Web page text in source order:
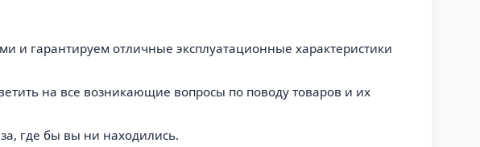
и гарантируем отличные эксплуатационные характеристики
на все возникающие вопросы по поводу товаров и их
где бы вы ни находились.